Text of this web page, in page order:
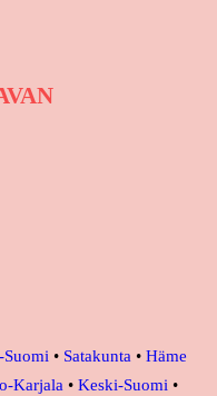
Suomi • Satakunta • Häme
Karjala • Keski-Suomi •